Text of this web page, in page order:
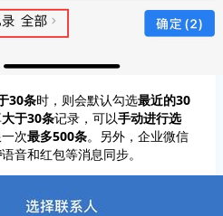
30条时，则会默认勾选最近的30
大于30条记录，可以手动进行选
次最多500条。另外，企业微信
语音和红包等消息同步。